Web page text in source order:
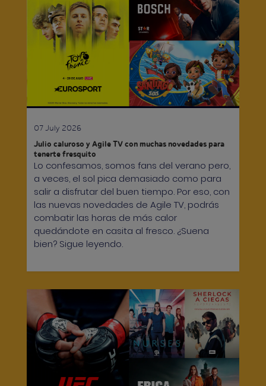
07 July 2026
Julio caluroso y Agile TV con muchas novedades para
tenerte fresquito
Lo confesamos, somos fans del verano pero,
a veces, el sol pica demasiado como para
salir a disfrutar del buen tiempo. Por eso, con
las nuevas novedades de Agile TV, podrás
combatir las horas de más calor
quedándote en casita al fresco. ¿Suena
bien? Sigue leyendo.